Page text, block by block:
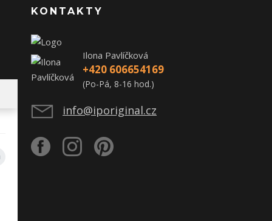
KONTAKTY
Ilona Pavlíčková
+420 606654169
(Po-Pá, 8-16 hod.)
info@iporiginal.cz